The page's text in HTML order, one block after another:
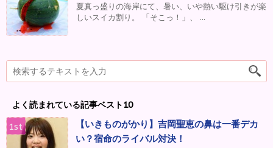
夏真っ盛りの海岸にて、暑い、いや熱い駆け引きが楽
しいスイカ割り。 「そこっ！」、 ...
よく読まれている記事ベスト10
【いきものがかり】吉岡聖恵の鼻は一番デカ
い？宿命のライバル対決！